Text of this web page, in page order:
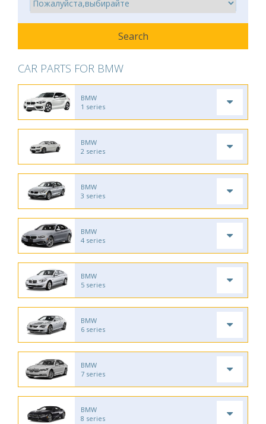
CAR PARTS FOR BMW
BMW
1 series
BMW
2 series
BMW
3 series
BMW
4 series
BMW
5 series
BMW
6 series
BMW
7 series
BMW
8 series